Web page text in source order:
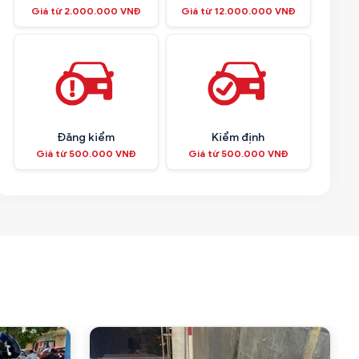
Giá từ 2.000.000 VNĐ Giá từ 12.000.000 VNĐ
Đăng kiểm
Giá từ 500.000 VNĐ
Kiểm định
Giá từ 500.000 VNĐ